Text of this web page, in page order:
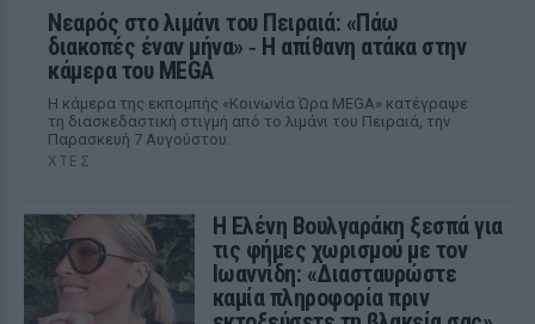
Νεαρός στο λιμάνι του Πειραιά: «Πάω
διακοπές έναν μήνα» ‑ Η απίθανη ατάκα στην
κάμερα του MEGA
Η κάμερα της εκπομπής «Κοινωνία Ώρα MEGA» κατέγραψε
τη διασκεδαστική στιγμή από το λιμάνι του Πειραιά, την
Παρασκευή 7 Αυγούστου.
ΧΤΕΣ
Η Ελένη Βουλγαράκη ξεσπά για
τις φήμες χωρισμού με τον
Ιωαννίδη: «Διασταυρώστε
καμία πληροφορία πριν